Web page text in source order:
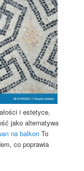
i estetyce,
jako alternatywa
na balkon To
co poprawia